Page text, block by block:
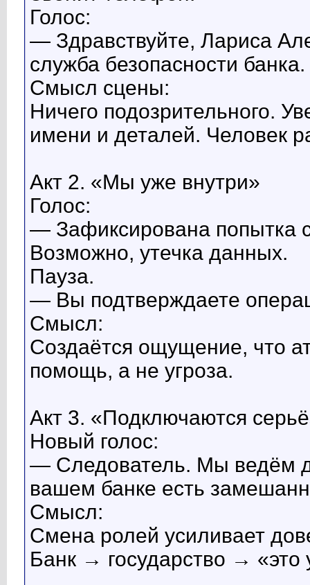
Голос:
— Здравствуйте, Лариса
служба безопасности банка.
Смысл сцены:
Ничего подозрительного.
имени и деталей. Человек
Акт 2. «Мы уже внутри»
Голос:
— Зафиксирована попытка
Возможно, утечка данных.
Пауза.
— Вы подтверждаете
Смысл:
Создаётся ощущение, что
помощь, а не угроза.
Акт 3. «Подключаются
Новый голос:
— Следователь. Мы ведём
вашем банке есть
Смысл:
Смена ролей усиливает
Банк → государство → «это